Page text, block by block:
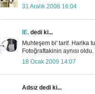
31 Aralık 2008 16:04
IE. dedi ki...
Muhteşem bi' tarif. Harika
Fotoğraftakinin aynısı oldu.
18 Ocak 2009 14:07
Adsız dedi ki...